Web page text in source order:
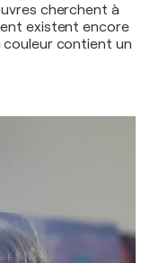
cherchent à
existent encore
couleur contient un